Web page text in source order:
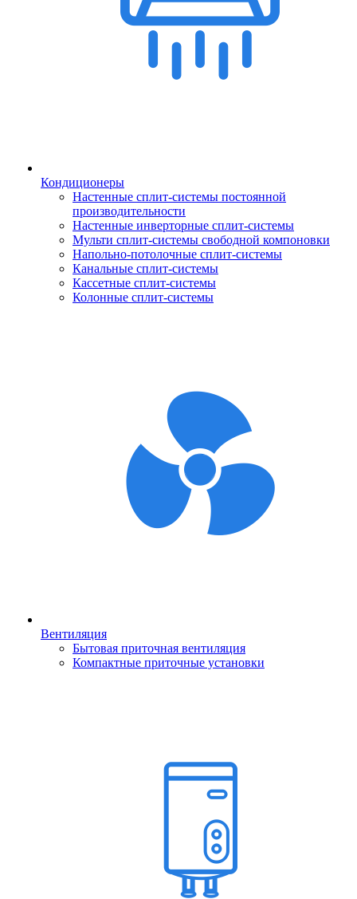
Кондиционеры
Настенные сплит-системы постоянной
производительности
Настенные инверторные сплит-системы
Мульти сплит-системы свободной компоновки
Напольно-потолочные сплит-системы
Канальные сплит-системы
Кассетные сплит-системы
Колонные сплит-системы
Вентиляция
Бытовая приточная вентиляция
Компактные приточные установки